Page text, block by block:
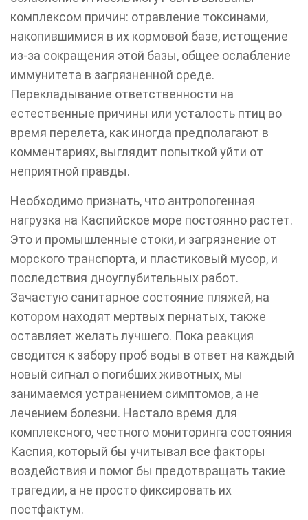
комплексом причин: отравление токсинами,
накопившимися в их кормовой базе, истощение
из-за сокращения этой базы, общее ослабление
иммунитета в загрязненной среде.
Перекладывание ответственности на
естественные причины или усталость птиц во
время перелета, как иногда предполагают в
комментариях, выглядит попыткой уйти от
неприятной правды.
Необходимо признать, что антропогенная
нагрузка на Каспийское море постоянно растет.
Это и промышленные стоки, и загрязнение от
морского транспорта, и пластиковый мусор, и
последствия дноуглубительных работ.
Зачастую санитарное состояние пляжей, на
котором находят мертвых пернатых, также
оставляет желать лучшего. Пока реакция
сводится к забору проб воды в ответ на каждый
новый сигнал о погибших животных, мы
занимаемся устранением симптомов, а не
лечением болезни. Настало время для
комплексного, честного мониторинга состояния
Каспия, который бы учитывал все факторы
воздействия и помог бы предотвращать такие
трагедии, а не просто фиксировать их
постфактум.